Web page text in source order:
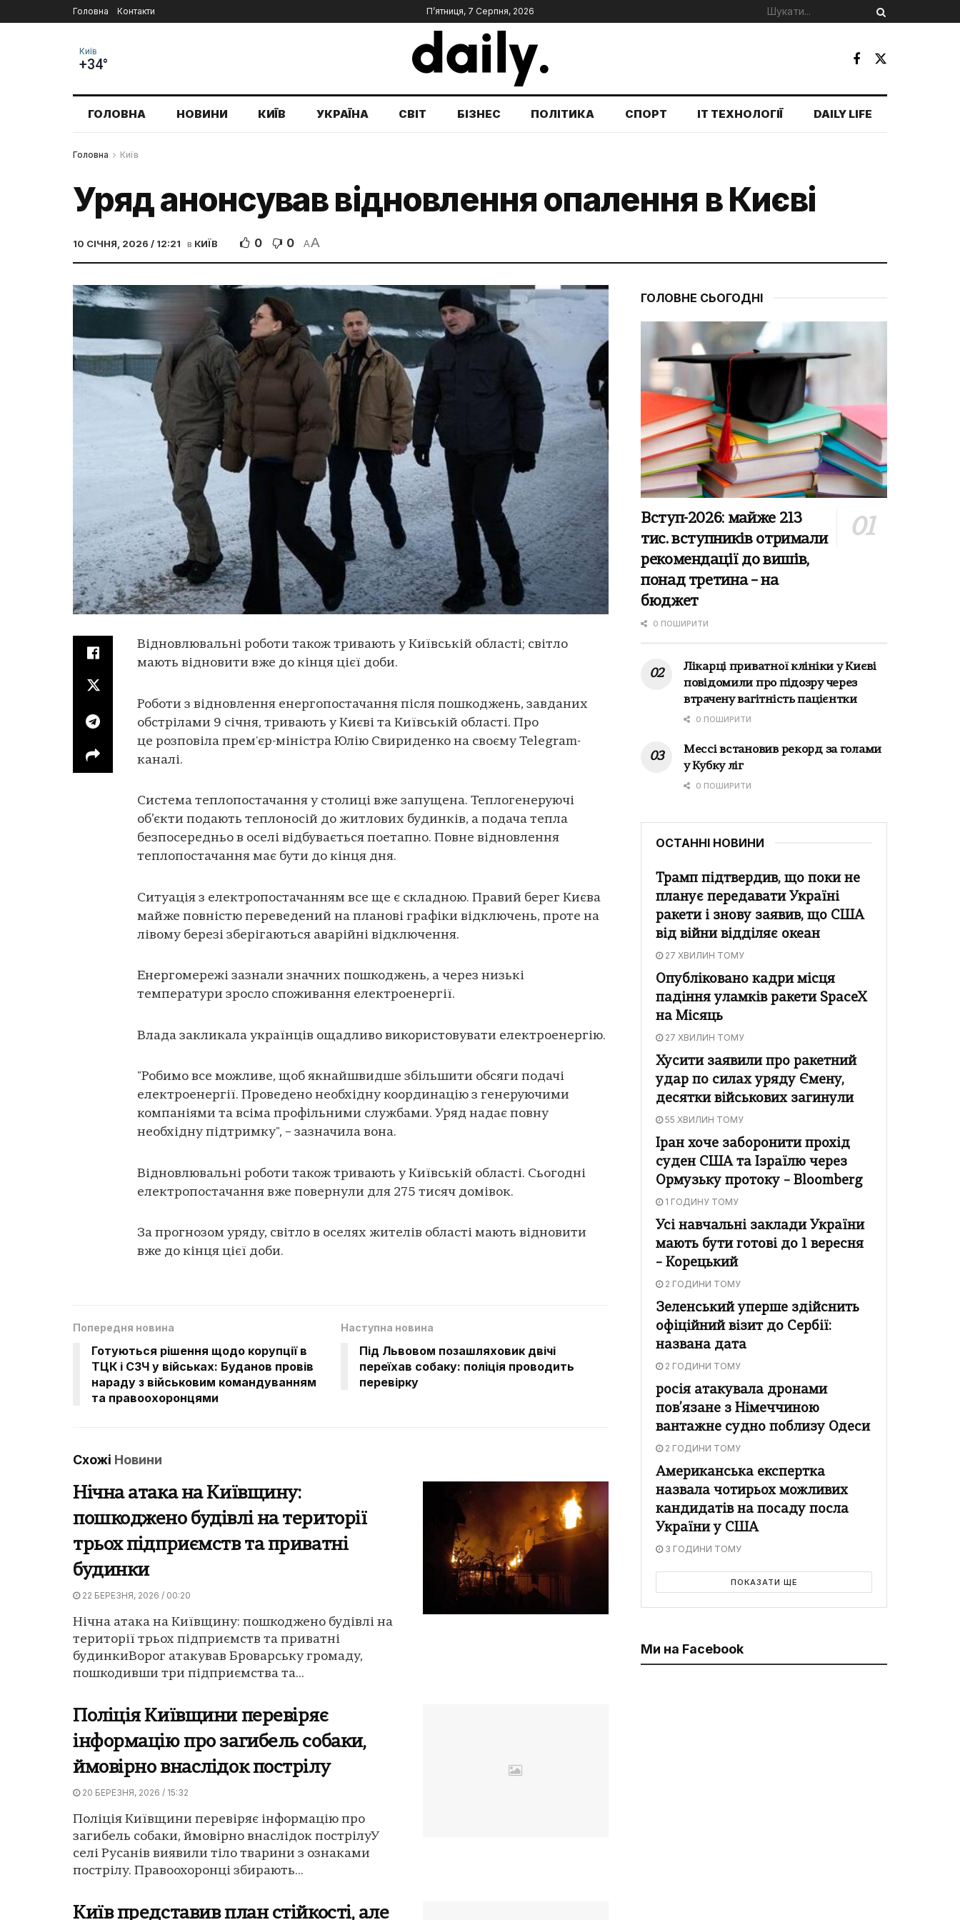
Головна Контакти П’ятниця, 7 Серпня, 2026
Київ
+34°
ГОЛОВНА НОВИНИ КИЇВ УКРАЇНА СВІТ БІЗНЕС ПОЛІТИКА СПОРТ IT ТЕХНОЛОГІЇ DAILY LIFE
Головна Київ
Уряд анонсував відновлення опалення в Києві
10 СІЧНЯ, 2026 / 12:21 в КИЇВ 0 0 AA
Відновлювальні роботи також тривають у Київській області; світло
мають відновити вже до кінця цієї доби.
Роботи з відновлення енергопостачання після пошкоджень, завданих
обстрілами 9 січня, тривають у Києві та Київській області. Про
це розповіла прем'єр-міністра Юлію Свириденко на своєму Telegram-
каналі.
Система теплопостачання у столиці вже запущена. Теплогенеруючі
об’єкти подають теплоносій до житлових будинків, а подача тепла
безпосередньо в оселі відбувається поетапно. Повне відновлення
теплопостачання має бути до кінця дня.
Ситуація з електропостачанням все ще є складною. Правий берег Києва
майже повністю переведений на планові графіки відключень, проте на
лівому березі зберігаються аварійні відключення.
Енергомережі зазнали значних пошкоджень, а через низькі
температури зросло споживання електроенергії.
Влада закликала українців ощадливо використовувати електроенергію.
"Робимо все можливе, щоб якнайшвидше збільшити обсяги подачі
електроенергії. Проведено необхідну координацію з генеруючими
компаніями та всіма профільними службами. Уряд надає повну
необхідну підтримку", – зазначила вона.
Відновлювальні роботи також тривають у Київській області. Сьогодні
електропостачання вже повернули для 275 тисяч домівок.
За прогнозом уряду, світло в оселях жителів області мають відновити
вже до кінця цієї доби.
Попередня новина
Готуються рішення щодо корупції в
ТЦК і СЗЧ у військах: Буданов провів
нараду з військовим командуванням
та правоохоронцями
Наступна новина
Під Львовом позашляховик двічі
переїхав собаку: поліція проводить
перевірку
Схожі Новини
Нічна атака на Київщину:
пошкоджено будівлі на території
трьох підприємств та приватні
будинки
22 БЕРЕЗНЯ, 2026 / 00:20
Нічна атака на Київщину: пошкоджено будівлі на
території трьох підприємств та приватні
будинкиВорог атакував Броварську громаду,
пошкодивши три підприємства та...
Поліція Київщини перевіряє
інформацію про загибель собаки,
ймовірно внаслідок пострілу
20 БЕРЕЗНЯ, 2026 / 15:32
Поліція Київщини перевіряє інформацію про
загибель собаки, ймовірно внаслідок пострілуУ
селі Русанів виявили тіло тварини з ознаками
пострілу. Правоохоронці збирають...
Київ представив план стійкості, але
ГОЛОВНЕ СЬОГОДНІ
Вступ-2026: майже 213
тис. вступників отримали
рекомендації до вишів,
понад третина – на
бюджет
0 ПОШИРИТИ
Лікарці приватної клініки у Києві
повідомили про підозру через
втрачену вагітність пацієнтки
0 ПОШИРИТИ
Мессі встановив рекорд за голами
у Кубку ліг
0 ПОШИРИТИ
ОСТАННІ НОВИНИ
Трамп підтвердив, що поки не
планує передавати Україні
ракети і знову заявив, що США
від війни відділяє океан
27 ХВИЛИН ТОМУ
Опубліковано кадри місця
падіння уламків ракети SpaceX
на Місяць
27 ХВИЛИН ТОМУ
Хусити заявили про ракетний
удар по силах уряду Ємену,
десятки військових загинули
55 ХВИЛИН ТОМУ
Іран хоче заборонити прохід
суден США та Ізраїлю через
Ормузьку протоку – Bloomberg
1 ГОДИНУ ТОМУ
Усі навчальні заклади України
мають бути готові до 1 вересня
– Корецький
2 ГОДИНИ ТОМУ
Зеленський уперше здійснить
офіційний візит до Сербії:
названа дата
2 ГОДИНИ ТОМУ
росія атакувала дронами
пов’язане з Німеччиною
вантажне судно поблизу Одеси
2 ГОДИНИ ТОМУ
Американська експертка
назвала чотирьох можливих
кандидатів на посаду посла
України у США
3 ГОДИНИ ТОМУ
ПОКАЗАТИ ЩЕ
Ми на Facebook